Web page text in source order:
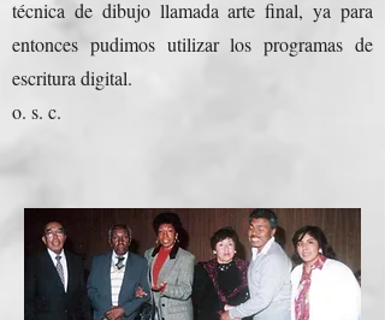
técnica de dibujo llamada arte final, ya para
entonces pudimos utilizar los programas de
escritura digital.
o. s. c.